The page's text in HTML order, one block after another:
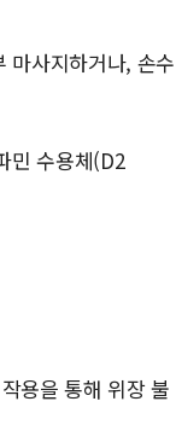
마사지하거나, 손수
민 수용체(D2
용을 통해 위장 불